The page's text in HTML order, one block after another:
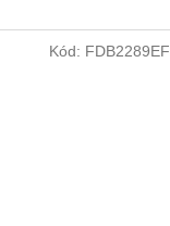
Kód: FDB2289EF